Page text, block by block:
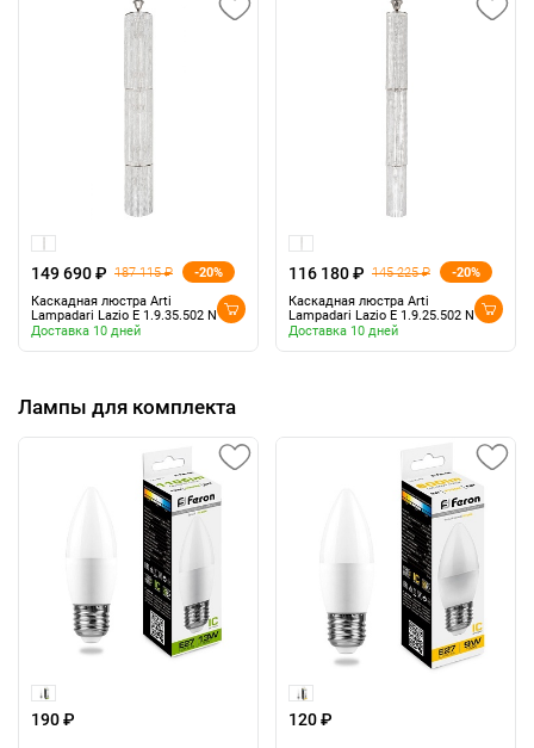
149 690 ₽ 187 115 ₽
-20%
Каскадная люстра Arti
Lampadari Lazio E 1.9.35.502 N
Доставка 10 дней
116 180 ₽ 145 225 ₽
-20%
Каскадная люстра Arti
Lampadari Lazio E 1.9.25.502 N
Доставка 10 дней
Лампы для комплекта
190 ₽ 120 ₽